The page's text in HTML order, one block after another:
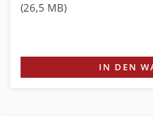
(26,5 MB)
IN DEN